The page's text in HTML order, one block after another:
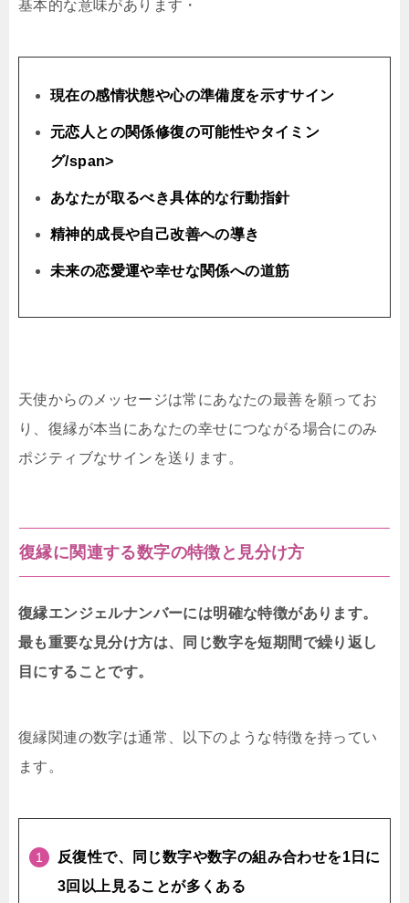
基本的な意味があります・
現在の感情状態や心の準備度を示すサイン
元恋人との関係修復の可能性やタイミン
グ/span>
あなたが取るべき具体的な行動指針
精神的成長や自己改善への導き
未来の恋愛運や幸せな関係への道筋
天使からのメッセージは常にあなたの最善を願ってお
り、復縁が本当にあなたの幸せにつながる場合にのみ
ポジティブなサインを送ります。
復縁に関連する数字の特徴と見分け方
復縁エンジェルナンバーには明確な特徴があります。
最も重要な見分け方は、同じ数字を短期間で繰り返し
目にすることです。
復縁関連の数字は通常、以下のような特徴を持ってい
ます。
反復性で、同じ数字や数字の組み合わせを1日に
3回以上見ることが多くある